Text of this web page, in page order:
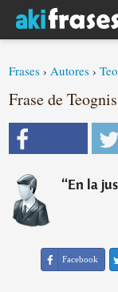
Frases ›Autores ›
Frase de
“En la
Facebook